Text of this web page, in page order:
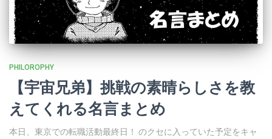
PHILOROPHY
【宇宙兄弟】挑戦の素晴らしさを教
えてくれる名言まとめ
本日、東京での転職活動最終日！ のクセに入っていた予定をキャ